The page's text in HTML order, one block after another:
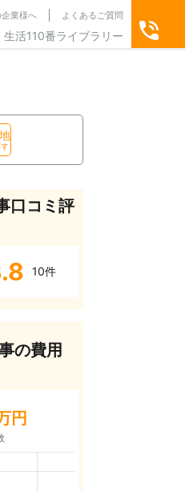
業様へ よくあるご質問
生活110番ライブラリー
口コミ評
10件
の費用
円